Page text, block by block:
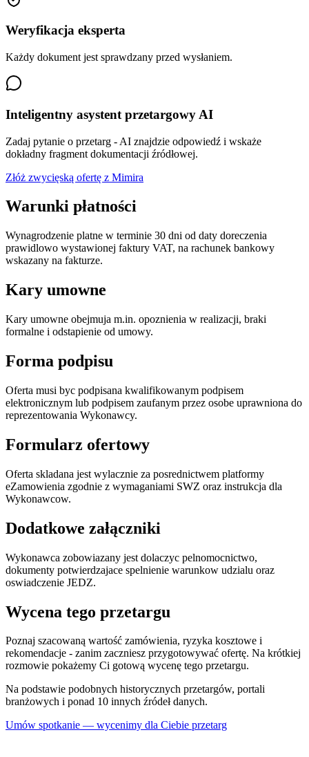
Weryfikacja eksperta
Każdy dokument jest sprawdzany przed wysłaniem.
Inteligentny asystent przetargowy AI
Zadaj pytanie o przetarg - AI znajdzie odpowiedź i wskaże
dokładny fragment dokumentacji źródłowej.
Złóż zwycięską ofertę z Mimira
Warunki płatności
Wynagrodzenie platne w terminie 30 dni od daty doreczenia
prawidlowo wystawionej faktury VAT, na rachunek bankowy
wskazany na fakturze.
Kary umowne
Kary umowne obejmuja m.in. opoznienia w realizacji, braki
formalne i odstapienie od umowy.
Forma podpisu
Oferta musi byc podpisana kwalifikowanym podpisem
elektronicznym lub podpisem zaufanym przez osobe uprawniona do
reprezentowania Wykonawcy.
Formularz ofertowy
Oferta skladana jest wylacznie za posrednictwem platformy
eZamowienia zgodnie z wymaganiami SWZ oraz instrukcja dla
Wykonawcow.
Dodatkowe załączniki
Wykonawca zobowiazany jest dolaczyc pelnomocnictwo,
dokumenty potwierdzajace spelnienie warunkow udzialu oraz
oswiadczenie JEDZ.
Wycena tego przetargu
Poznaj szacowaną wartość zamówienia, ryzyka kosztowe i
rekomendacje - zanim zaczniesz przygotowywać ofertę. Na krótkiej
rozmowie pokażemy Ci gotową wycenę tego przetargu.
Na podstawie podobnych historycznych przetargów, portali
branżowych i ponad 10 innych źródeł danych.
Umów spotkanie — wycenimy dla Ciebie przetarg